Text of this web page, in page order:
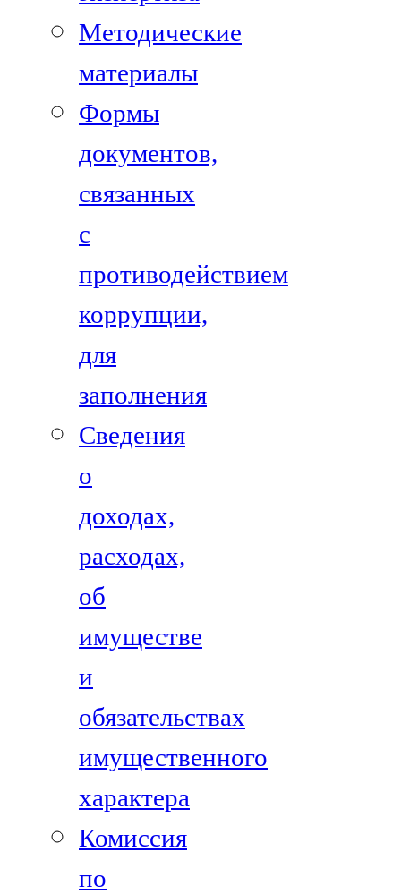
Методические
материалы
Формы
документов,
связанных
с
противодействием
коррупции,
для
заполнения
Сведения
о
доходах,
расходах,
об
имуществе
и
обязательствах
имущественного
характера
Комиссия
по